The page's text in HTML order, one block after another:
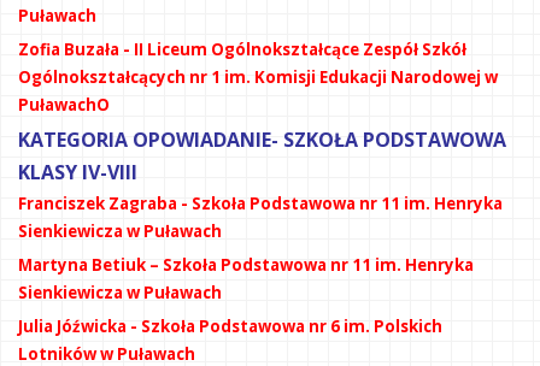
Puławach
Zofia Buzała - II Liceum Ogólnokształcące Zespół Szkół
Ogólnokształcących nr 1 im. Komisji Edukacji Narodowej w
PuławachO
KATEGORIA OPOWIADANIE- SZKOŁA PODSTAWOWA
KLASY IV-VIII
Franciszek Zagraba - Szkoła Podstawowa nr 11 im. Henryka
Sienkiewicza w Puławach
Martyna Betiuk – Szkoła Podstawowa nr 11 im. Henryka
Sienkiewicza w Puławach
Julia Jóźwicka - Szkoła Podstawowa nr 6 im. Polskich
Lotników w Puławach